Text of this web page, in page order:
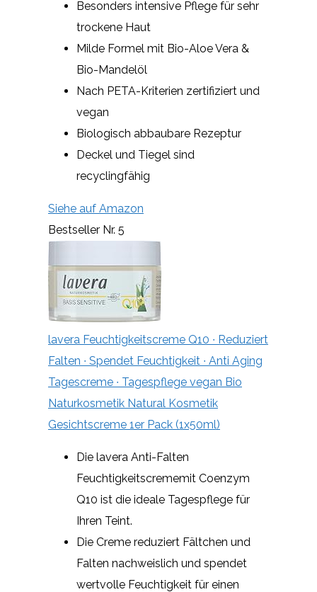
Besonders intensive Pflege für sehr
trockene Haut
Milde Formel mit Bio-Aloe Vera &
Bio-Mandelöl
Nach PETA-Kriterien zertifiziert und
vegan
Biologisch abbaubare Rezeptur
Deckel und Tiegel sind
recyclingfähig
Siehe auf Amazon
Bestseller Nr. 5
lavera Feuchtigkeitscreme Q10 ∙ Reduziert
Falten ∙ Spendet Feuchtigkeit ∙ Anti Aging
Tagescreme ∙ Tagespflege vegan Bio
Naturkosmetik Natural Kosmetik
Gesichtscreme 1er Pack (1x50ml)
Die lavera Anti-Falten
Feuchtigkeitscrememit Coenzym
Q10 ist die ideale Tagespflege für
Ihren Teint.
Die Creme reduziert Fältchen und
Falten nachweislich und spendet
wertvolle Feuchtigkeit für einen